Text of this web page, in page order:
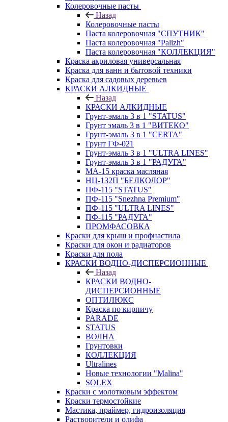
Колеровочные пасты
Назад
Колеровочные пасты
Паста колеровочная "СПУТНИК"
Паста колеровочная "Palizh"
Паста колеровочная "КОЛЛЕКЦИЯ"
Краска акриловая универсальная
Краска для ванн и бытовой техники
Краска для садовых деревьев
КРАСКИ АЛКИДНЫЕ
Назад
КРАСКИ АЛКИДНЫЕ
Грунт-эмаль 3 в 1 "STATUS"
Грунт эмаль 3 в 1 "ВИТЕКО"
Грунт-эмаль 3 в 1 "CERTA"
Грунт ГФ-021
Грунт-эмаль 3 в 1 "ULTRA LINES"
Грунт-эмаль 3 в 1 "РАДУГА"
МА-15 краска масляная
НЦ-132П "БЕЛКОЛОР"
ПФ-115 "STATUS"
ПФ-115 "Snezhna Premium"
ПФ-115 "ULTRA LINES"
ПФ-115 "РАДУГА"
ПРОМФАСОВКА
Краски для крыш и профнастила
Краски для окон и радиаторов
Краски для пола
КРАСКИ ВОДНО-ДИСПЕРСИОННЫЕ
Назад
КРАСКИ ВОДНО-
ДИСПЕРСИОННЫЕ
ОПТИЛЮКС
Краска по кирпичу
PARADE
STATUS
ВОЛНА
Грунтовки
КОЛЛЕКЦИЯ
Ultralines
Новые технологии "Malina"
SOLEX
Краски с молотковым эффектом
Краски термостойкие
Мастика, праймер, гидроизоляция
Растворители и олифа